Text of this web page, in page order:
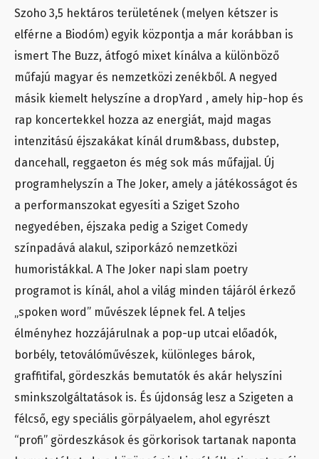
Szoho 3,5 hektáros területének (melyen kétszer is
elférne a Biodóm) egyik központja a már korábban is
ismert The Buzz, átfogó mixet kínálva a különböző
műfajú magyar és nemzetközi zenékből. A negyed
másik kiemelt helyszíne a dropYard , amely hip-hop és
rap koncertekkel hozza az energiát, majd magas
intenzitású éjszakákat kínál drum&bass, dubstep,
dancehall, reggaeton és még sok más műfajjal. Új
programhelyszín a The Joker, amely a játékosságot és
a performanszokat egyesíti a Sziget Szoho
negyedében, éjszaka pedig a Sziget Comedy
színpadává alakul, sziporkázó nemzetközi
humoristákkal. A The Joker napi slam poetry
programot is kínál, ahol a világ minden tájáról érkező
„spoken word” művészek lépnek fel. A teljes
élményhez hozzájárulnak a pop-up utcai előadók,
borbély, tetoválóművészek, különleges bárok,
graffitifal, gördeszkás bemutatók és akár helyszíni
sminkszolgáltatások is. És újdonság lesz a Szigeten a
félcső, egy speciális görpályaelem, ahol egyrészt
“profi” gördeszkások és görkorisok tartanak naponta